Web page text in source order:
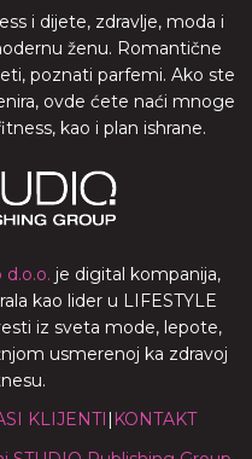
i dijete, zdravlje, moda i
ženu. Romantične
poznati parfemi. Ako ste
ovde ćete naći mnoge
kao i plan ishrane.
je digital kompanija,
kao lider u LIFESTYLE
iz sveta mode, lepote,
usmerenoj ka zdravoj
KLIJENTI | KONTAKT